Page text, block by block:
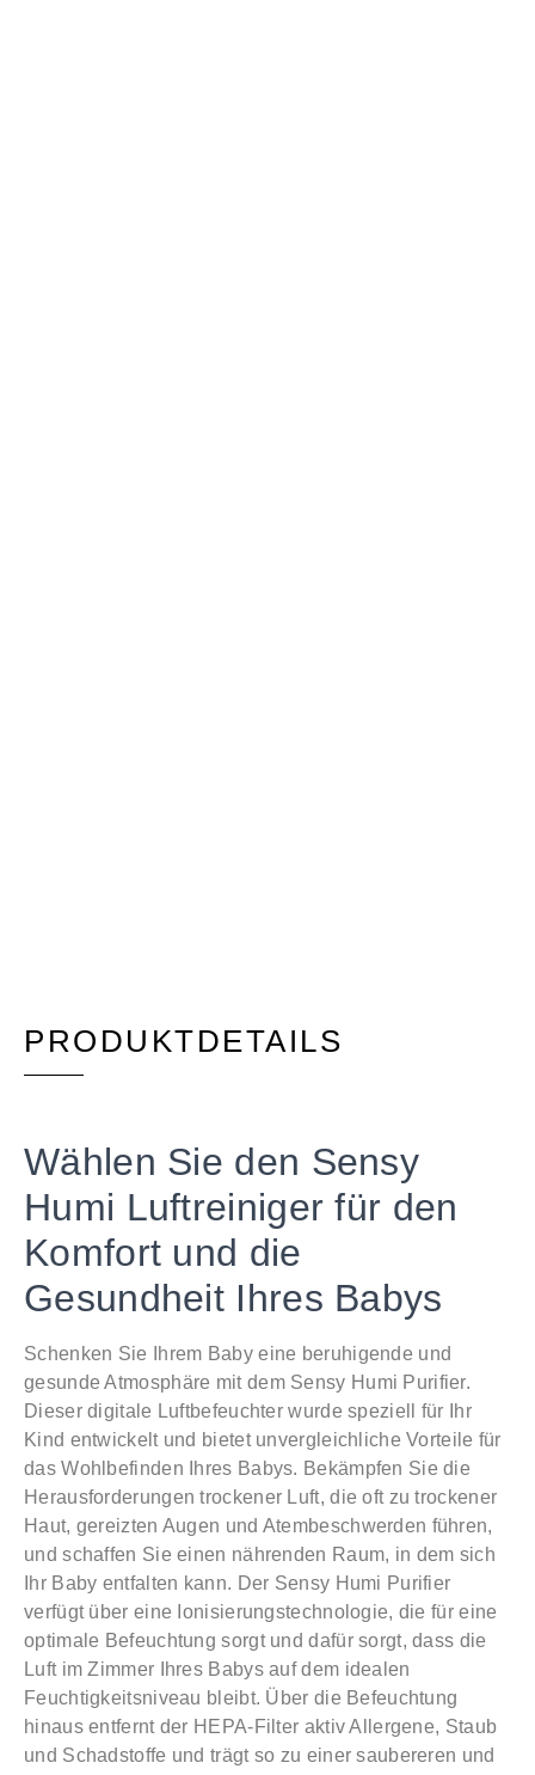
PRODUKTDETAILS
Wählen Sie den Sensy
Humi Luftreiniger für den
Komfort und die
Gesundheit Ihres Babys
Schenken Sie Ihrem Baby eine beruhigende und
gesunde Atmosphäre mit dem Sensy Humi Purifier.
Dieser digitale Luftbefeuchter wurde speziell für Ihr
Kind entwickelt und bietet unvergleichliche Vorteile für
das Wohlbefinden Ihres Babys. Bekämpfen Sie die
Herausforderungen trockener Luft, die oft zu trockener
Haut, gereizten Augen und Atembeschwerden führen,
und schaffen Sie einen nährenden Raum, in dem sich
Ihr Baby entfalten kann. Der Sensy Humi Purifier
verfügt über eine Ionisierungstechnologie, die für eine
optimale Befeuchtung sorgt und dafür sorgt, dass die
Luft im Zimmer Ihres Babys auf dem idealen
Feuchtigkeitsniveau bleibt. Über die Befeuchtung
hinaus entfernt der HEPA-Filter aktiv Allergene, Staub
und Schadstoffe und trägt so zu einer saubereren und